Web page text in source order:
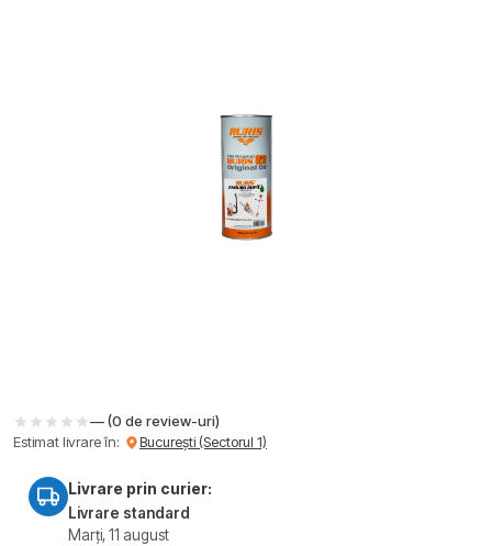
— (0 de review-uri)
Estimat livrare în:
București (Sectorul 1)
Livrare prin curier:
Livrare standard
Marți, 11 august